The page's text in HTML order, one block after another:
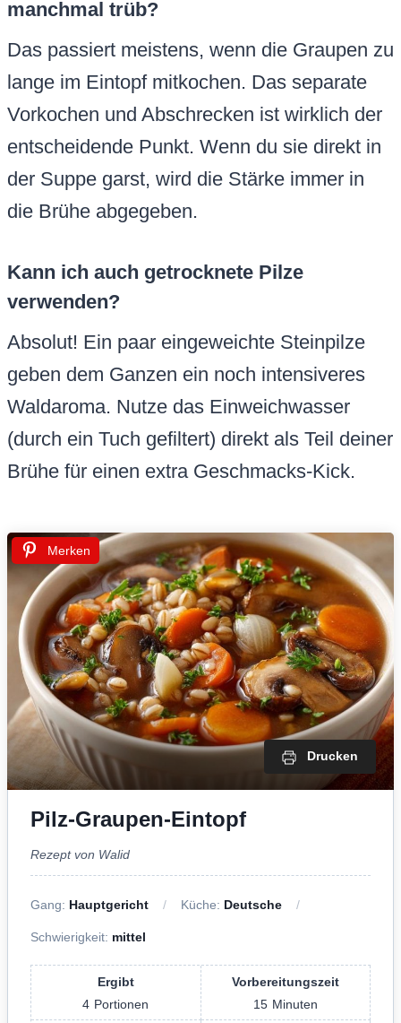
manchmal trüb?
Das passiert meistens, wenn die Graupen zu
lange im Eintopf mitkochen. Das separate
Vorkochen und Abschrecken ist wirklich der
entscheidende Punkt. Wenn du sie direkt in
der Suppe garst, wird die Stärke immer in
die Brühe abgegeben.
Kann ich auch getrocknete Pilze
verwenden?
Absolut! Ein paar eingeweichte Steinpilze
geben dem Ganzen ein noch intensiveres
Waldaroma. Nutze das Einweichwasser
(durch ein Tuch gefiltert) direkt als Teil deiner
Brühe für einen extra Geschmacks-Kick.
Merken
Drucken
Pilz-Graupen-Eintopf
Rezept von Walid
Gang: Hauptgericht Küche: Deutsche
Schwierigkeit: mittel
Ergibt
4 Portionen
Vorbereitungszeit
15 Minuten